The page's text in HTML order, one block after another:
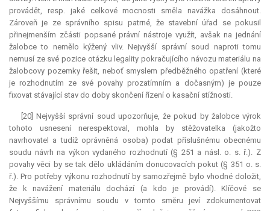
provádět, resp. jaké celkové mocnosti směla navážka dosáhnout.
Zároveň je ze správního spisu patrné, že stavební úřad se pokusil
přinejmenším zčásti popsané právní nástroje využít, avšak na jednání
žalobce to nemělo kýžený vliv. Nejvyšší správní soud naproti tomu
nemusí ze své pozice otázku legality pokračujícího návozu materiálu na
žalobcovy pozemky řešit, neboť smyslem předběžného opatření (které
je rozhodnutím ze své povahy prozatímním a dočasným) je pouze
fixovat stávající stav do doby skončení řízení o kasační stížnosti.
[20] Nejvyšší správní soud upozorňuje, že pokud by žalobce výrok
tohoto usnesení nerespektoval, mohla by stěžovatelka (jakožto
navrhovatel a tudíž oprávněná osoba) podat příslušnému obecnému
soudu návrh na výkon vydaného rozhodnutí (§ 251 a násl. o. s. ř.). Z
povahy věci by se tak dělo ukládáním donucovacích pokut (§ 351 o. s.
ř.). Pro potřeby výkonu rozhodnutí by samozřejmě bylo vhodné doložit,
že k navážení materiálu dochází (a kdo je provádí). Klíčové se
Nejvyššímu správnímu soudu v tomto směru jeví zdokumentovat